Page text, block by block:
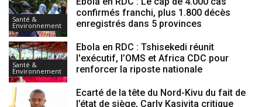
Santé &
Environnement
confirmés franchi, plus 1.800 décès
enregistrés dans 5 provinces
Santé &
Environnement
Ebola en RDC : Tshisekedi réunit
l'exécutif, l’OMS et Africa CDC pour
renforcer la riposte nationale
Ecarté de la tête du Nord-Kivu du fait de
l’état de siège, Carly Kasivita critique